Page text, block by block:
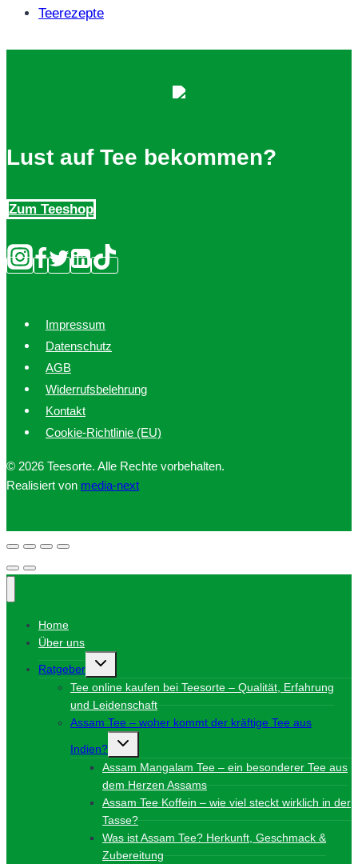
Teerezepte
Lust auf Tee bekommen?
Zum Teeshop
Impressum
Datenschutz
AGB
Widerrufsbelehrung
Kontakt
Cookie-Richtlinie (EU)
© 2026 Teesorte. Alle Rechte vorbehalten.
Realisiert von media-next
Home
Über uns
Ratgeber
Untermenü
Tee online kaufen bei Teesorte – Qualität, Erfahrung
und Leidenschaft
Assam Tee – woher kommt der kräftige Tee aus
Indien?
Untermenü
Assam Mangalam Tee – ein besonderer Tee aus
dem Herzen Assams
Assam Tee Koffein – wie viel steckt wirklich in der
Tasse?
Was ist Assam Tee? Herkunft, Geschmack &
Zubereitung